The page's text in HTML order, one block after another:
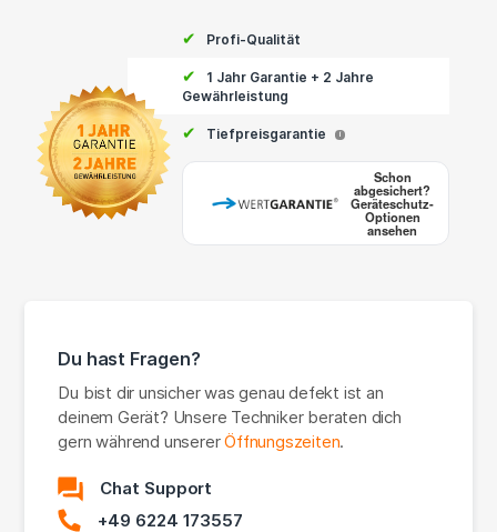
✔ Profi-Qualität
✔
1 Jahr Garantie + 2 Jahre
Gewährleistung
✔ Tiefpreisgarantie i
Schon
abgesichert?
Geräteschutz-
Optionen
ansehen
Du hast Fragen?
Du bist dir unsicher was genau defekt ist an
deinem Gerät? Unsere Techniker beraten dich
gern während unsererÖffnungszeiten.
Chat Support
+49 6224 173557